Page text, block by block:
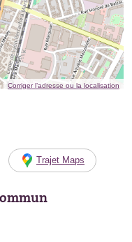
Corriger l’adresse ou la localisation
Trajet Maps